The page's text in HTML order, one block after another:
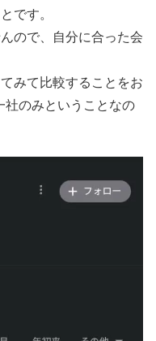
です。
ので、自分に合った会
みて比較することをお
社のみということなの